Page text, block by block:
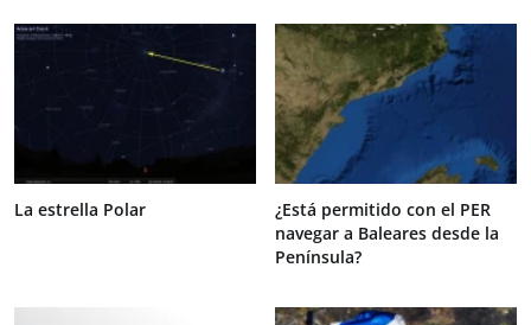
La estrella Polar
¿Está permitido con el PER
navegar a Baleares desde la
Península?